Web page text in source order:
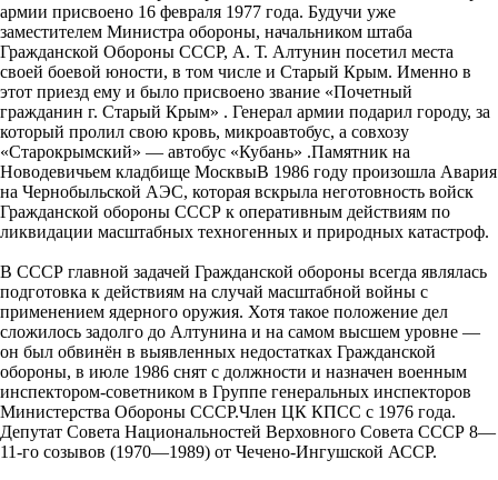
армии присвоено 16 февраля 1977 года. Будучи уже
заместителем Министра обороны, начальником штаба
Гражданской Обороны СССР, А. Т. Алтунин посетил места
своей боевой юности, в том числе и Старый Крым. Именно в
этот приезд ему и было присвоено звание «Почетный
гражданин г. Старый Крым» . Генерал армии подарил городу, за
который пролил свою кровь, микроавтобус, а совхозу
«Старокрымский» — автобус «Кубань» .Памятник на
Новодевичьем кладбище МосквыВ 1986 году произошла Авария
на Чернобыльской АЭС, которая вскрыла неготовность войск
Гражданской обороны СССР к оперативным действиям по
ликвидации масштабных техногенных и природных катастроф.
В СССР главной задачей Гражданской обороны всегда являлась
подготовка к действиям на случай масштабной войны с
применением ядерного оружия. Хотя такое положение дел
сложилось задолго до Алтунина и на самом высшем уровне —
он был обвинён в выявленных недостатках Гражданской
обороны, в июле 1986 снят с должности и назначен военным
инспектором-советником в Группе генеральных инспекторов
Министерства Обороны СССР.Член ЦК КПСС с 1976 года.
Депутат Совета Национальностей Верховного Совета СССР 8—
11-го созывов (1970—1989) от Чечено-Ингушской АССР.